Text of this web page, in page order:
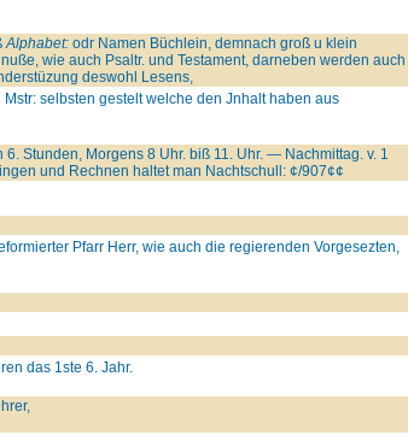
Alphabet:odr Namen Büchlein, demnach groß u klein
wie auch Psaltr. und Testament, darneben werden auch
deswohl Lesens,
selbsten gestelt welche den Jnhalt haben aus
Stunden, Morgens 8 Uhr. biß 11. Uhr. — Nachmittag. v. 1
und Rechnen haltet man Nachtschull: ¢/907¢¢
Pfarr Herr, wie auch die regierenden Vorgesezten,
das 1ste 6. Jahr.